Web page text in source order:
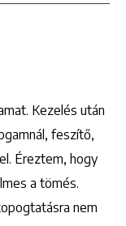
Kezelés után
feszítő,
Éreztem, hogy
a tömés.
nem